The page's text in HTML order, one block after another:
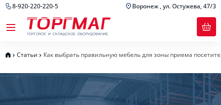
8-920-220-220-5 Воронеж , ул. Остужева, 47/3
Статьи Как выбрать правильную мебель для зоны приема